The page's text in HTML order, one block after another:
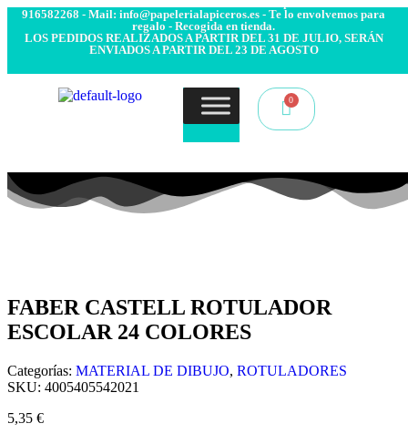
916582268 - Mail: info@papelerialapiceros.es - Te lo envolvemos para
regalo - Recogida en tienda.
LOS PEDIDOS REALIZADOS A PARTIR DEL 31 DE JULIO, SERÁN
ENVIADOS A PARTIR DEL 23 DE AGOSTO
FABER CASTELL ROTULADOR
ESCOLAR 24 COLORES
Categorías: MATERIAL DE DIBUJO, ROTULADORES
SKU: 4005405542021
5,35 €